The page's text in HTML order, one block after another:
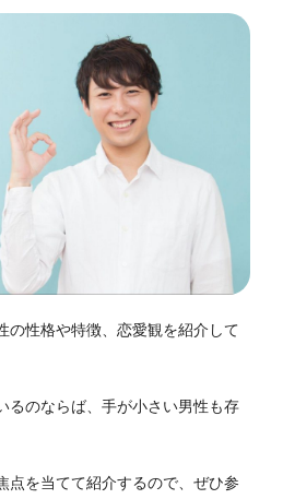
の性格や特徴、恋愛観を紹介して
るのならば、手が小さい男性も存
点を当てて紹介するので、ぜひ参